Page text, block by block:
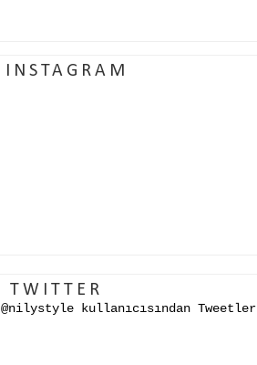
INSTAGRAM
TWITTER
@nilystyle kullanıcısından Tweetler